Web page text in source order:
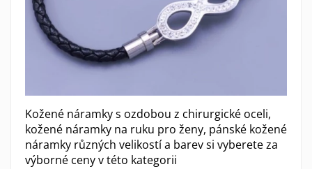
Kožené náramky s ozdobou z chirurgické oceli,
kožené náramky na ruku pro ženy, pánské kožené
náramky různých velikostí a barev si vyberete za
výborné ceny v této kategorii